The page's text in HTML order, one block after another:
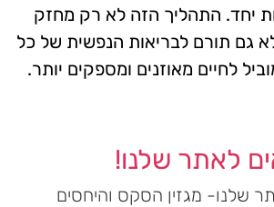
יחד. התהליך הזה לא רק מחזק
גם תורם לבריאות הנפשית של כל
לחיים מאוזנים ומספקים יותר.
לאתר שלנו!
שלנו- מגזין הסקס והיחסים